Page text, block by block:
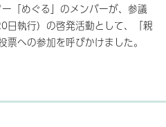
「めぐる」のメンバーが、参議
日執行）の啓発活動として、「親
への参加を呼びかけました。